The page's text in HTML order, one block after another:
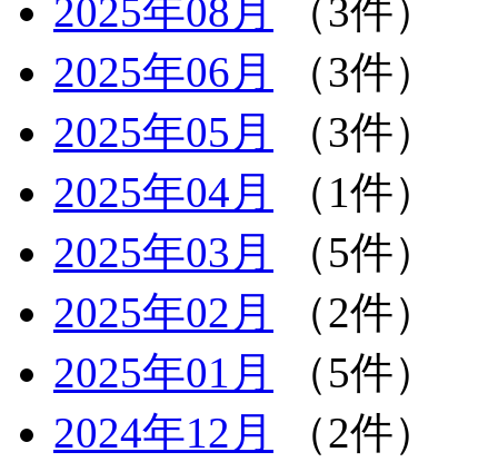
2025年08月
（3件）
2025年06月
（3件）
2025年05月
（3件）
2025年04月
（1件）
2025年03月
（5件）
2025年02月
（2件）
2025年01月
（5件）
2024年12月
（2件）